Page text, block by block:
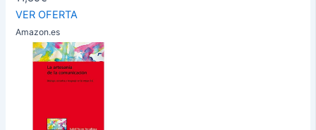
VER OFERTA
Amazon.es